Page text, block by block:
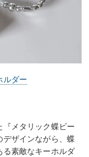
ルダー
『メタリック蝶ビー
デザインながら、蝶
素敵なキーホルダ